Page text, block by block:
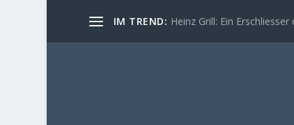
IM TREND: Heinz Grill: Ein